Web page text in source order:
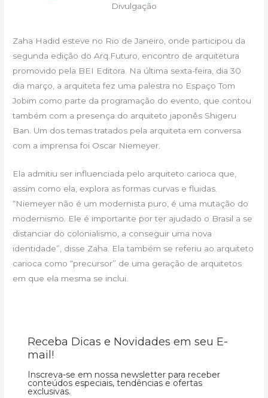
Divulgação
Zaha Hadid esteve no Rio de Janeiro, onde participou da
segunda edição do Arq.Futuro, encontro de arquitetura
promovido pela BEI Editora. Na última sexta-feira, dia 30
dia março, a arquiteta fez uma palestra no Espaço Tom
Jobim como parte da programação do evento, que contou
também com a presença do arquiteto japonês Shigeru
Ban. Um dos temas tratados pela arquiteta em conversa
com a imprensa foi Oscar Niemeyer.
Ela admitiu ser influenciada pelo arquiteto carioca que,
assim como ela, explora as formas curvas e fluidas.
“Niemeyer não é um modernista puro, é uma mutação do
modernismo. Ele é importante por ter ajudado o Brasil a se
distanciar do colonialismo, a conseguir uma nova
identidade”, disse Zaha. Ela também se referiu ao arquiteto
carioca como “precursor” de uma geração de arquitetos
em que ela mesma se inclui.
Receba Dicas e Novidades em seu E-
mail!
Inscreva-se em nossa newsletter para receber
conteúdos especiais, tendências e ofertas
exclusivas.